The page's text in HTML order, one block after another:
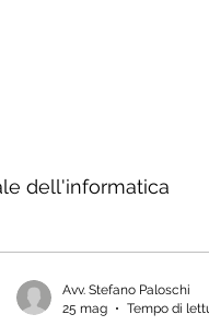
dell'informatica
Avv. Stefano Paloschi
25 mag
Tempo di